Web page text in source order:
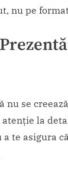
nu pe
nu se
la
te asigura